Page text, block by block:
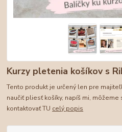
Kurzy pletenia košíkov s
Tento produkt je určený len pre
naučiť pliesť košíky, napíš mi,
kontaktovať TU celý popis